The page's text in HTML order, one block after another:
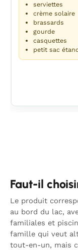
serviettes
crème solaire
brassards
gourde
casquettes
petit sac
Faut-il
Le produit
au bord du lac,
familiales et
famille qui veut
tout-en-un, mais